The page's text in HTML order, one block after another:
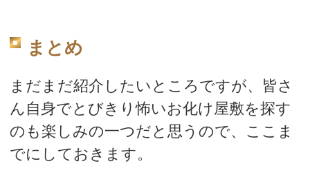
まとめ
まだまだ紹介したいところですが、皆さ
ん自身でとびきり怖いお化け屋敷を探す
のも楽しみの一つだと思うので、ここま
でにしておきます。